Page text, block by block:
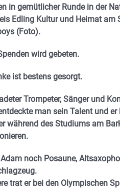
in gemütlicher Runde in der
Edling Kultur und Heimat
(Foto).
wird gebeten.
ist bestens gesorgt.
Trompeter, Sänger und
man sein Talent und
während des Studiums am
noch Posaune,
trat er bei den Olympischen